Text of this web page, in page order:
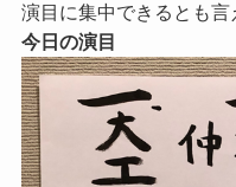
演目に集中できるとも言
今日の演目